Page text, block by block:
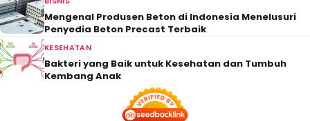
Mengenal Produsen Beton di Indonesia Menelusuri
Penyedia Beton Precast Terbaik
KESEHATAN
Bakteri yang Baik untuk Kesehatan dan Tumbuh
Kembang Anak